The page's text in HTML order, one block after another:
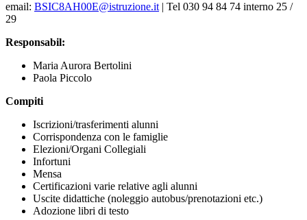
email: BSIC8AH00E@istruzione.it | Tel 030 94 84 74 interno 25 /
29
Responsabil:
Maria Aurora Bertolini
Paola Piccolo
Compiti
Iscrizioni/trasferimenti alunni
Corrispondenza con le famiglie
Elezioni/Organi Collegiali
Infortuni
Mensa
Certificazioni varie relative agli alunni
Uscite didattiche (noleggio autobus/prenotazioni etc.)
Adozione libri di testo